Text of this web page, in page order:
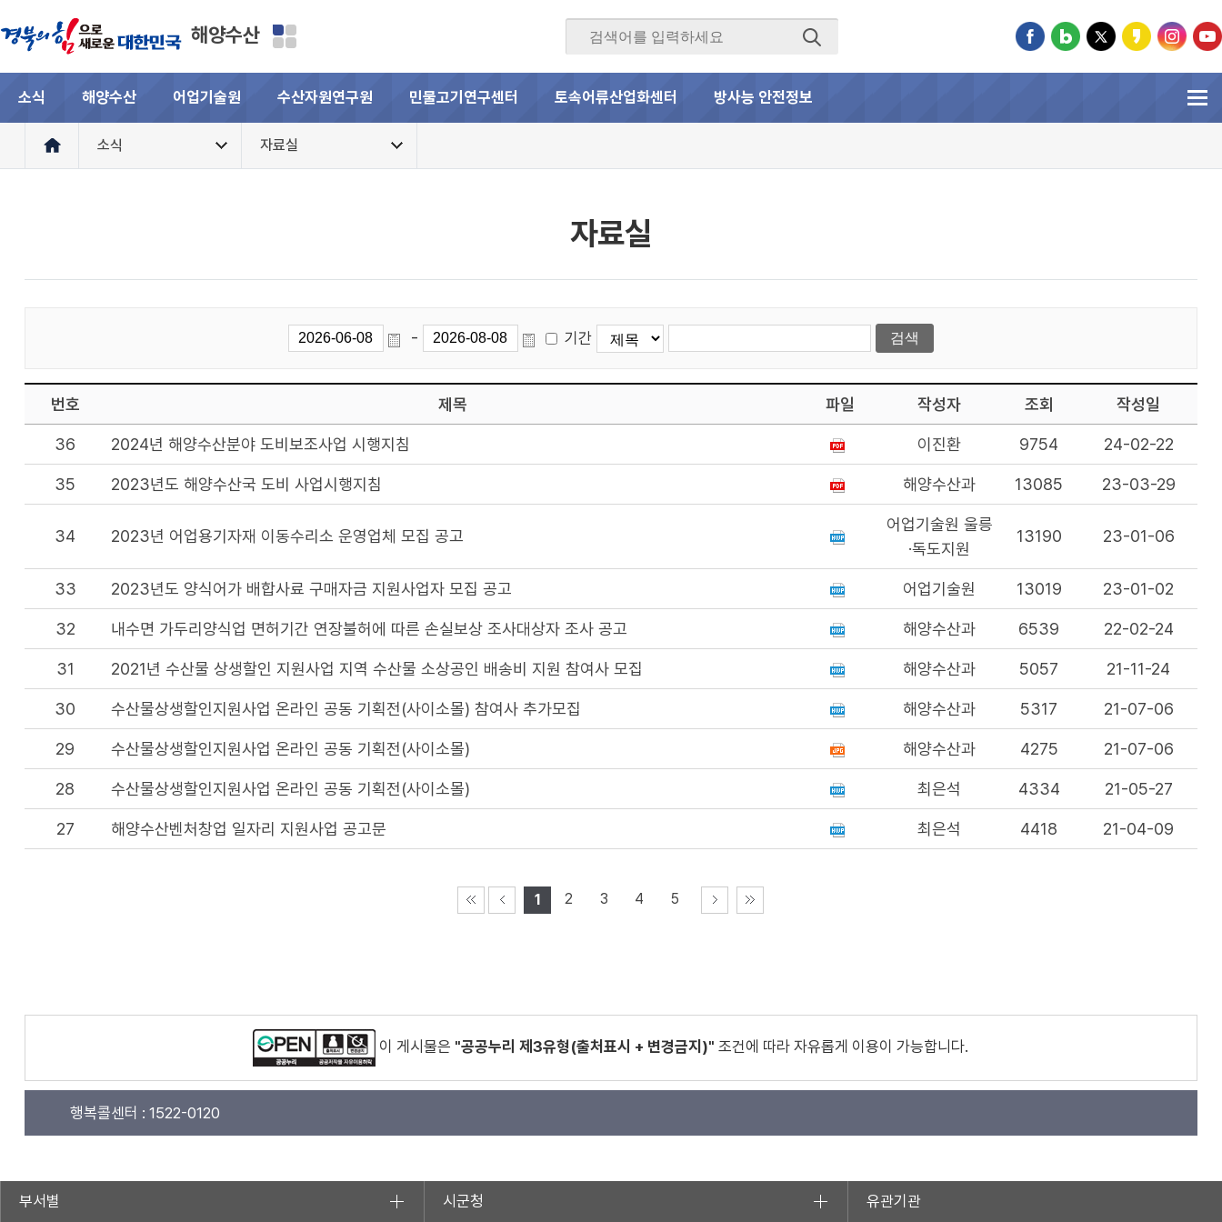
해양수산
소식 해양수산 어업기술원 수산자원연구원 민물고기연구센터 토속어류산업화센터 방사능 안전정보
소식 자료실
자료실
- 기간
번호 제목 파일 작성자 조회 작성일
36 2024년 해양수산분야 도비보조사업 시행지침 이진환 9754 24-02-22
35 2023년도 해양수산국 도비 사업시행지침 해양수산과 13085 23-03-29
34 2023년 어업용기자재 이동수리소 운영업체 모집 공고
어업기술원 울릉
·독도지원
13190 23-01-06
33 2023년도 양식어가 배합사료 구매자금 지원사업자 모집 공고 어업기술원 13019 23-01-02
32 내수면 가두리양식업 면허기간 연장불허에 따른 손실보상 조사대상자 조사 공고 해양수산과 6539 22-02-24
31 2021년 수산물 상생할인 지원사업 지역 수산물 소상공인 배송비 지원 참여사 모집 해양수산과 5057 21-11-24
30 수산물상생할인지원사업 온라인 공동 기획전(사이소몰) 참여사 추가모집 해양수산과 5317 21-07-06
29 수산물상생할인지원사업 온라인 공동 기획전(사이소몰) 해양수산과 4275 21-07-06
28 수산물상생할인지원사업 온라인 공동 기획전(사이소몰) 최은석 4334 21-05-27
27 해양수산벤처창업 일자리 지원사업 공고문 최은석 4418 21-04-09
1 2 3 4 5
이 게시물은 "공공누리 제3유형(출처표시 + 변경금지)" 조건에 따라 자유롭게 이용이 가능합니다.
행복콜센터 : 1522-0120
부서별 시군청 유관기관